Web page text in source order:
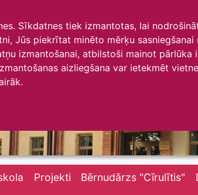
Sīkdatnes tiek izmantotas, lai
Jūs piekrītat minēto mērķu
izmantošanai, atbilstoši mainot
aizliegšana var ietekmēt
Projekti Bērnudārzs "Cīrulītis"